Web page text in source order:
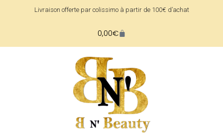
Livraison offerte par colissimo à partir de 100€ d’achat
0,00€